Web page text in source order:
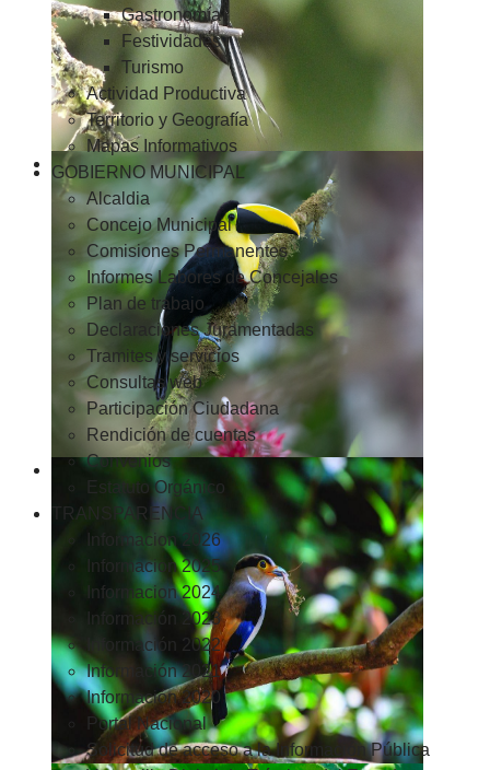
Gastronomía
Festividades
Turismo
Actividad Productiva
Territorio y Geografía
Mapas Informativos
GOBIERNO MUNICIPAL
Alcaldia
Concejo Municipal
Comisiones Permanentes
Informes Labores de Concejales
Plan de trabajo
Declaraciones Juramentadas
Tramites y servicios
Consultas web
Participación Ciudadana
Rendición de cuentas
Convenios
Estatuto Orgánico
TRANSPARENCIA
Informacion 2026
Informacion 2025
Informacion 2024
Información 2023
Información 2022
Información 2021
Información 2020
Portal Nacional
Solicitud de acceso a la Información Pública